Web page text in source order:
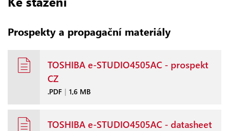
Prospekty a propagační materiály
TOSHIBA e-STUDIO4505AC - prospekt
CZ
.PDF | 1,6 MB
TOSHIBA e-STUDIO4505AC - datasheet